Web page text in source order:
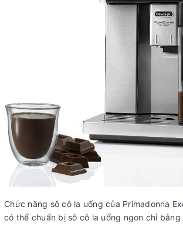
Chức năng sô cô la uống của Primadonna
có thể chuẩn bị sô cô la uống ngon chỉ bằng